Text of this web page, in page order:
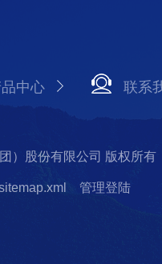
中心 联系
）股份有限公司 版权所有
管理登陆